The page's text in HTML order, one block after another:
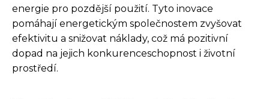
energie pro pozdější použití. Tyto inovace
pomáhají energetickým společnostem zvyšovat
efektivitu a snižovat náklady, což má pozitivní
dopad na jejich konkurenceschopnost i životní
prostředí.